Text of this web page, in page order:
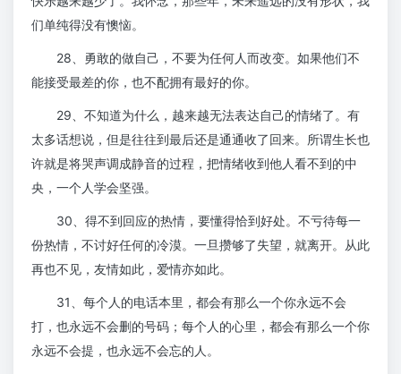
们单纯得没有懊恼。
28、勇敢的做自己，不要为任何人而改变。如果他们不
能接受最差的你，也不配拥有最好的你。
29、不知道为什么，越来越无法表达自己的情绪了。有
太多话想说，但是往往到最后还是通通收了回来。所谓生长也
许就是将哭声调成静音的过程，把情绪收到他人看不到的中
央，一个人学会坚强。
30、得不到回应的热情，要懂得恰到好处。不亏待每一
份热情，不讨好任何的冷漠。一旦攒够了失望，就离开。从此
再也不见，友情如此，爱情亦如此。
31、每个人的电话本里，都会有那么一个你永远不会
打，也永远不会删的号码；每个人的心里，都会有那么一个你
永远不会提，也永远不会忘的人。